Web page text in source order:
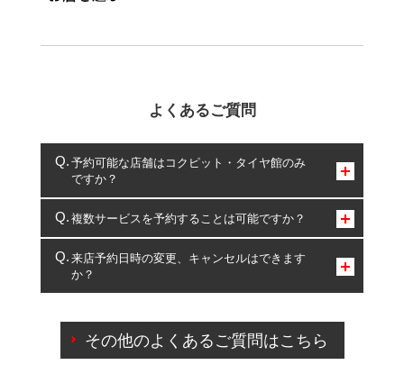
よくあるご質問
予約可能な店舗はコクピット・タイヤ館のみ
ですか？
コクピット・タイヤ館のみとなります。
複数サービスを予約することは可能ですか？
複数サービスのご予約は可能です。
一部の商品・サービスの組み合わせに限り、同時にご予約が
出来ないものもございます。
来店予約日時の変更、キャンセルはできます
か？
ご来店予約日の3営業日前を過ぎている場合のご予約
の日時変更につきましては、直接ご予約の店舗まで
その他のよくあるご質問はこちら